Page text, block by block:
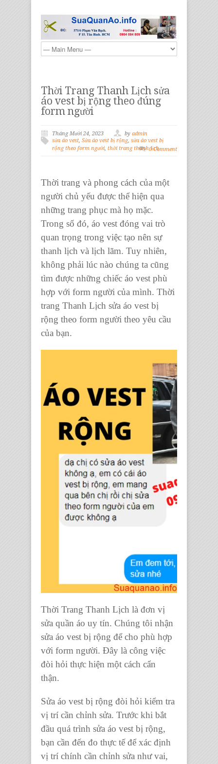
Thời Trang Thanh Lịch sửa
áo vest bị rộng theo đúng
form người
Tháng Mười 24, 2023 by admin
sửa áo vest, Sửa áo vest bị rộng, sửa áo vest bị
rộng theo form người, thời trang thanh lịch0 Comment
Thời trang và phong cách của một
người chủ yếu được thể hiện qua
những trang phục mà họ mặc.
Trong số đó, áo vest đóng vai trò
quan trọng trong việc tạo nên sự
thanh lịch và lịch lãm. Tuy nhiên,
không phải lúc nào chúng ta cũng
tìm được những chiếc áo vest phù
hợp với form người của mình. Thời
trang Thanh Lịch sửa áo vest bị
rộng theo form người theo yêu cầu
của bạn.
Thời Trang Thanh Lịch là đơn vị
sửa quần áo uy tín. Chúng tôi nhận
sửa áo vest bị rộng để cho phù hợp
với form người. Đây là công việc
đòi hỏi thực hiện một cách cẩn
thận.
Sửa áo vest bị rộng đòi hỏi kiểm tra
vị trí cần chỉnh sửa. Trước khi bắt
đầu quá trình sửa áo vest bị rộng,
bạn cần đến đo thực tế để xác định
vị trí chính cần chỉnh sửa như vai,